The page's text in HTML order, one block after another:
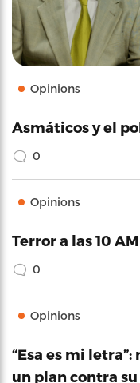
Opinions
Asmáticos y el
0
Opinions
Terror a las 10 AM
0
Opinions
“Esa es mi
un plan contra